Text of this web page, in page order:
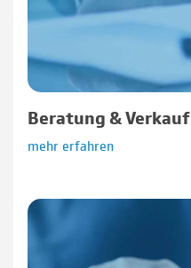
Beratung & Verkauf
mehr erfahren